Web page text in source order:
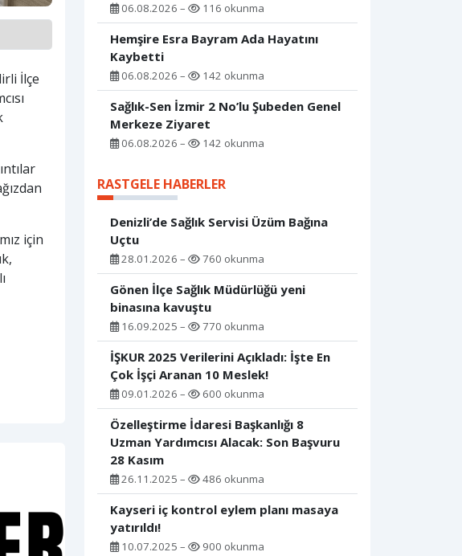
İlçe
için
06.08.2026 – 116 okunma
Hemşire Esra Bayram Ada Hayatını
Kaybetti
06.08.2026 – 142 okunma
Sağlık-Sen İzmir 2 No’lu Şubeden Genel
Merkeze Ziyaret
06.08.2026 – 142 okunma
RASTGELE HABERLER
Denizli’de Sağlık Servisi Üzüm Bağına
Uçtu
28.01.2026 – 760 okunma
Gönen İlçe Sağlık Müdürlüğü yeni
binasına kavuştu
16.09.2025 – 770 okunma
İŞKUR 2025 Verilerini Açıkladı: İşte En
Çok İşçi Aranan 10 Meslek!
09.01.2026 – 600 okunma
Özelleştirme İdaresi Başkanlığı 8
Uzman Yardımcısı Alacak: Son Başvuru
28 Kasım
26.11.2025 – 486 okunma
Kayseri iç kontrol eylem planı masaya
yatırıldı!
10.07.2025 – 900 okunma